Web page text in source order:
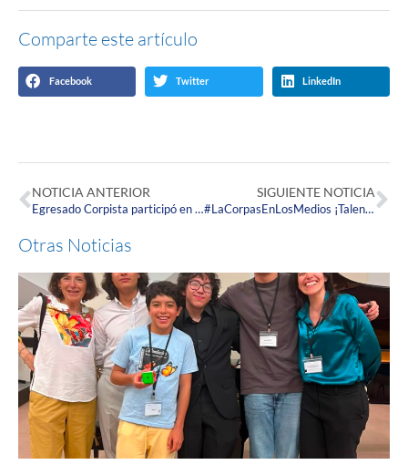
Comparte este artículo
Facebook Twitter LinkedIn
NOTICIA ANTERIOR
Egresado Corpista participó en el conversatorio internacional ‘Residencias Médico Quirúrgicas en España’
SIGUIENTE NOTICIA
#LaCorpasEnLosMedios ¡Talento en Salud Corpista participó en Jornada de Apoyo al Desarrollo de la Fuerza Aérea Colombiana!
Otras Noticias